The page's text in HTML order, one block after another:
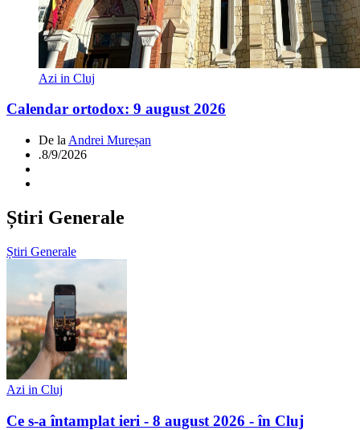
Azi in Cluj
Calendar ortodox: 9 august 2026
De la Andrei Mureșan
.8/9/2026
Știri Generale
Știri Generale
Azi in Cluj
Ce s-a întamplat ieri - 8 august 2026 - în Cluj